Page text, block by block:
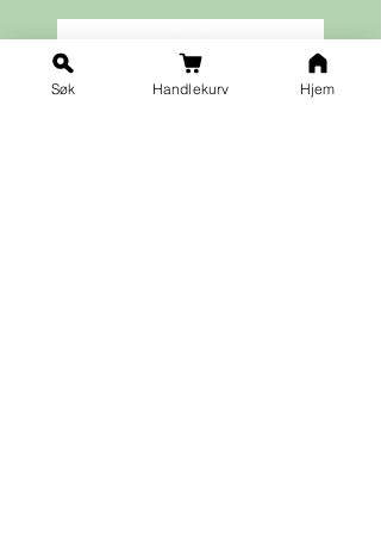
Søk Handlekurv Hjem